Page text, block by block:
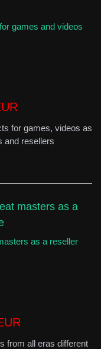
for games, videos as
and resellers
masters as a
from all eras different